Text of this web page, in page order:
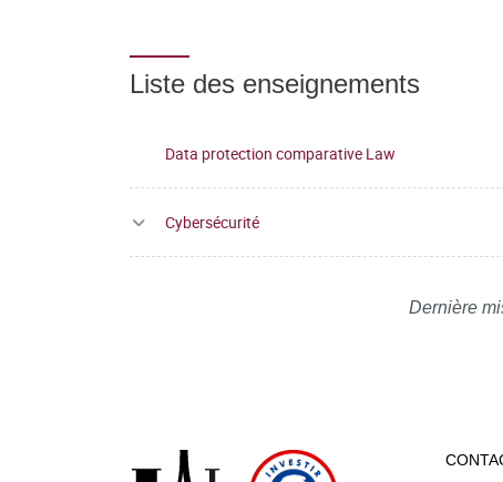
Liste des enseignements
Data protection comparative Law
Cybersécurité
Dernière